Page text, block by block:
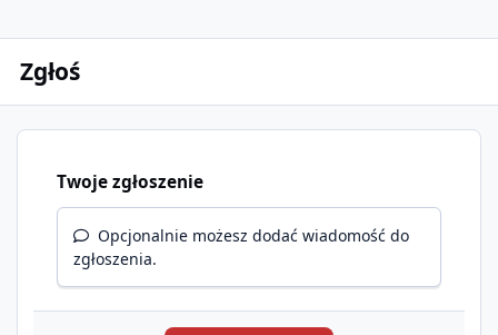
Zgłoś
Twoje zgłoszenie
Opcjonalnie możesz dodać wiadomość do
zgłoszenia.